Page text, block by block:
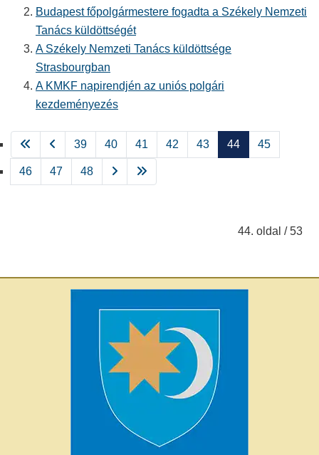
Budapest főpolgármestere fogadta a Székely Nemzeti
Tanács küldöttségét
A Székely Nemzeti Tanács küldöttsége
Strasbourgban
A KMKF napirendjén az uniós polgári
kezdeményezés
44. oldal / 53
39 40 41 42 43 44 45
46 47 48